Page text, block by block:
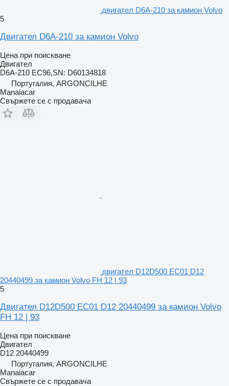
двигател D6A-210 за камион Volvo
5
Двигател D6A-210 за камион Volvo
Цена при поискване
Двигател
D6A-210 EC96,SN: D60134818
Португалия, ARGONCILHE
Manaiacar
Свържете се с продавача
двигател D12D500 EC01 D12
20440499 за камион Volvo FH 12 | 93
5
Двигател D12D500 EC01 D12 20440499 за камион Volvo
FH 12 | 93
Цена при поискване
Двигател
D12 20440499
Португалия, ARGONCILHE
Manaiacar
Свържете се с продавача